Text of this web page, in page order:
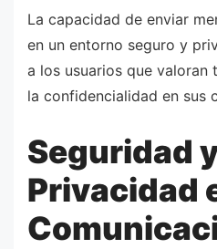
La capacidad de enviar
en un entorno seguro y
a los usuarios que
la confidencialidad en sus
Seguridad
Privacidad